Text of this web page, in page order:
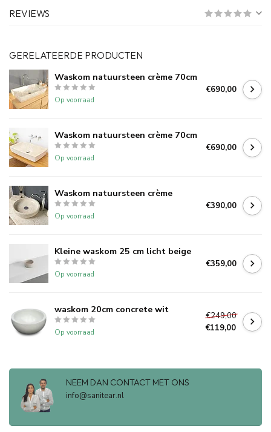
REVIEWS
GERELATEERDE PRODUCTEN
Waskom natuursteen crème 70cm
Op voorraad
€690,00
Waskom natuursteen crème 70cm
Op voorraad
€690,00
Waskom natuursteen crème
Op voorraad
€390,00
Kleine waskom 25 cm licht beige
Op voorraad
€359,00
waskom 20cm concrete wit
Op voorraad
€249,00
€119,00
NEEM DAN CONTACT MET ONS
info@sanitear.nl